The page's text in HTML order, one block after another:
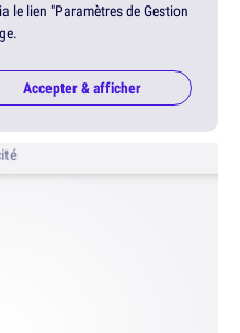
le lien "Paramètres de Gestion
Accepter & afficher